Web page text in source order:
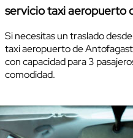
servicio taxi aeropuerto
Si necesitas un traslado
taxi aeropuerto de
con capacidad para 3
comodidad.